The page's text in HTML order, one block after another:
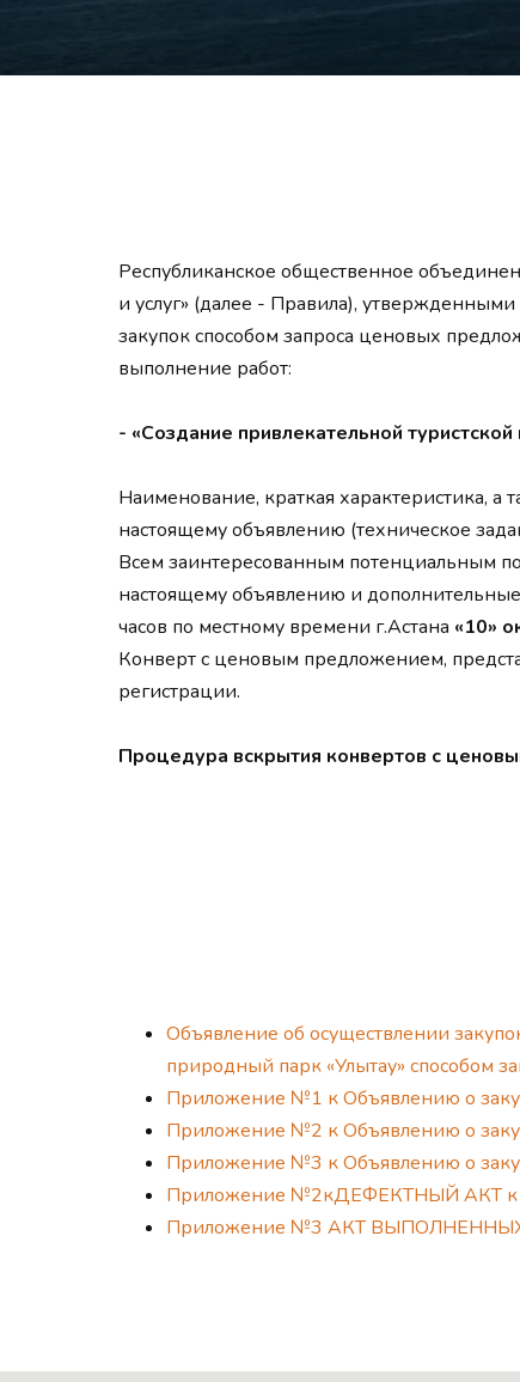
Республиканское общественное
и услуг» (далее - Правила),
закупок способом запроса ценовых
выполнение работ:
- «Создание привлекательной
Наименование, краткая характеристика,
настоящему объявлению (техническое
Всем заинтересованным потенциальным
настоящему объявлению и
часов по местному времени г.Астана «10»
Конверт с ценовым предложением,
регистрации.
Процедура вскрытия конвертов с
Объявление об осуществлении
природный парк «Улытау» способом
Приложение №1 к Объявлению о
Приложение №2 к Объявлению о
Приложение №3 к Объявлению о
Приложение №2кДЕФЕКТНЫЙ АКТ к
Приложение №3 АКТ ВЫПОЛНЕННЫХ